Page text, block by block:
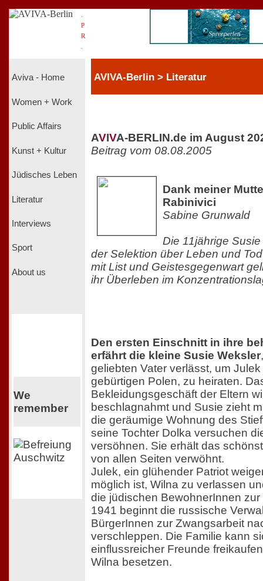
P
R
Aviva - Home
Women + Work
Public Affairs
Kunst + Kultur
Jüdisches Leben
Literatur
Interviews
Sport
About us
We
remember
AVIVA-Berlin > Literatur
AVIVA-BERLIN.de im August
Beitrag vom 08.08.2005
Dank meiner
Rabinivici
Sabine Grunwald
Die 11jährige
der Selektion über Leben und
mit List und Geistesgegenwart
ihr Überleben im
Den ersten Einschnitt in ihre
erfährt die kleine Susie Weksler
geliebten Vater verlässt, um
gebürtigen Polen, zu heiraten.
Bekleidungsgeschäft der Eltern
beschlagnahmt und Susie zieht
die geräumige Wohnung des
seine Tochter Dolka versuchen
versöhnen. Sie erhält das
von allen Seiten verwöhnt.
Julek, ein glühender Patriot
möglich ist, Wilna zu verlassen
die jüdischen BewohnerInnen zur
1941 beginnt die russische
BürgerInnen zur Zwangsarbeit
verschleppen. Die Familie kann
einflussreicher Freunde
Wilna besetzen.